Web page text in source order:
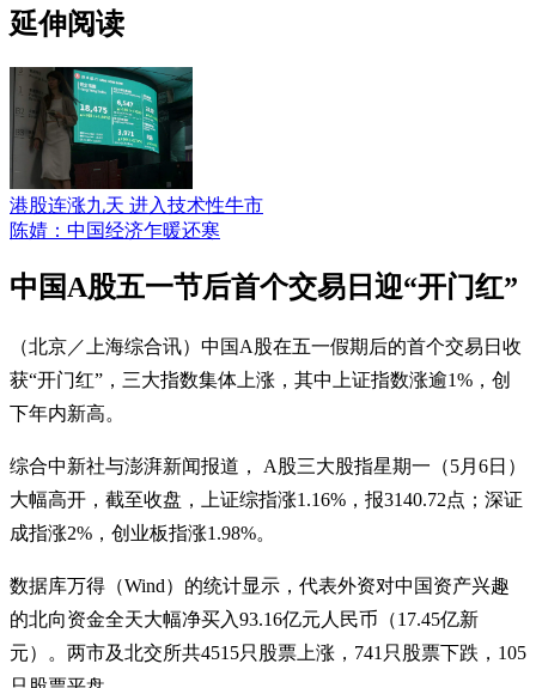
延伸阅读
港股连涨九天 进入技术性牛市
陈婧：中国经济乍暖还寒
中国A股五一节后首个交易日迎“开门红”
（北京／上海综合讯）中国A股在五一假期后的首个交易日收
获“开门红”，三大指数集体上涨，其中上证指数涨逾1%，创
下年内新高。
综合中新社与澎湃新闻报道， A股三大股指星期一（5月6日）
大幅高开，截至收盘，上证综指涨1.16%，报3140.72点；深证
成指涨2%，创业板指涨1.98%。
数据库万得（Wind）的统计显示，代表外资对中国资产兴趣
的北向资金全天大幅净买入93.16亿元人民币（17.45亿新
元）。两市及北交所共4515只股票上涨，741只股票下跌，105